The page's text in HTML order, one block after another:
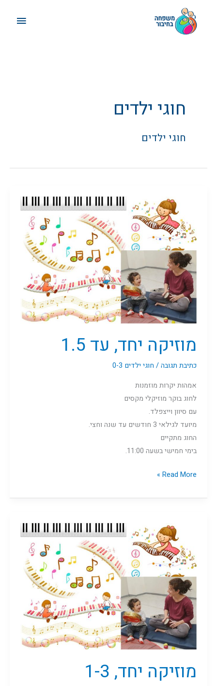
חוגי ילדים
חוגי ילדים
מוזיקה יחד, עד 1.5
כתיבת תגובה/ חוגי ילדים 0-3
אמהות יקרות מוזמנות
לחוג בוקר מוזיקלי מקסים
עם סיוון וייצפלד.
מיועד לגילאי 3 חודשים עד שנה וחצי.
החוג מתקיים
בימי חמישי בשעה 11:00.
עד
1.5
Read More »
מוזיקה יחד, 1-3
1-
3